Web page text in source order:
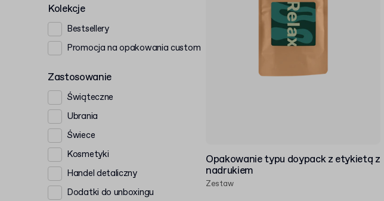
Kolekcje
Bestsellery
Promocja na opakowania custom
Zastosowanie
Świąteczne
Ubrania
Świece
Kosmetyki
Handel detaliczny
Dodatki do unboxingu
Opakowanie typu doypack z etykietą z
nadrukiem
Zestaw